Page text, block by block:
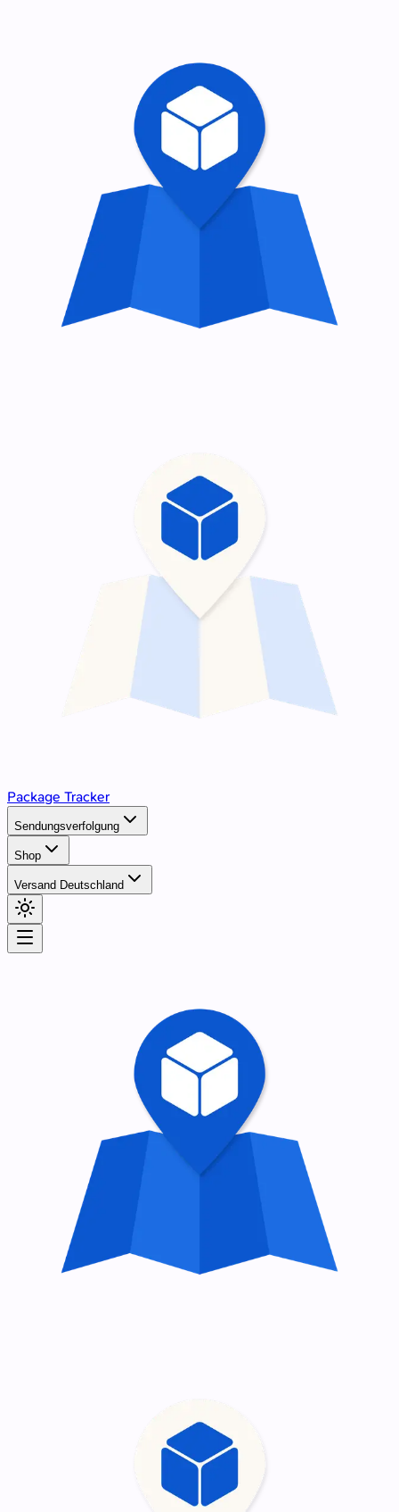
Package Tracker
Sendungsverfolgung
Shop
Versand Deutschland